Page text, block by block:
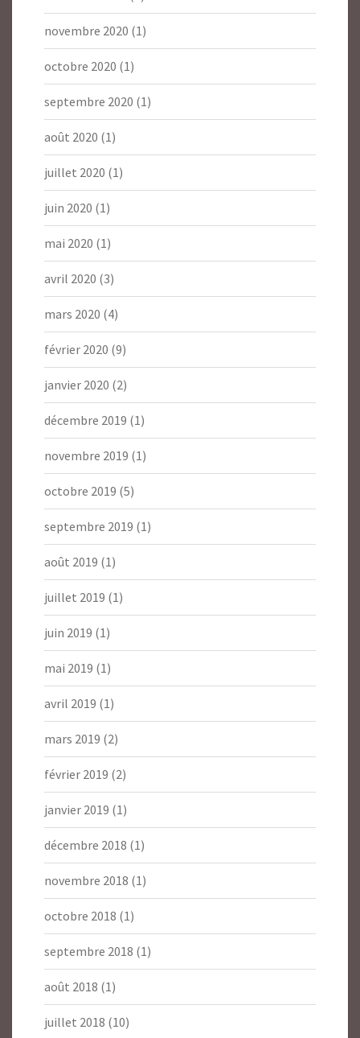
novembre 2020 (1)
octobre 2020 (1)
septembre 2020 (1)
août 2020 (1)
juillet 2020 (1)
juin 2020 (1)
mai 2020 (1)
avril 2020 (3)
mars 2020 (4)
février 2020 (9)
janvier 2020 (2)
décembre 2019 (1)
novembre 2019 (1)
octobre 2019 (5)
septembre 2019 (1)
août 2019 (1)
juillet 2019 (1)
juin 2019 (1)
mai 2019 (1)
avril 2019 (1)
mars 2019 (2)
février 2019 (2)
janvier 2019 (1)
décembre 2018 (1)
novembre 2018 (1)
octobre 2018 (1)
septembre 2018 (1)
août 2018 (1)
juillet 2018 (10)